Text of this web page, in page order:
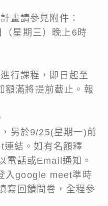
畫請參見附件：
星期三）晚上6時
行課程，即日起至
額滿將提前截止。報
另於9/25(星期一)前
結。如有名額釋
電話或Email通知。
入google meet準時
寫回饋問卷，全程參